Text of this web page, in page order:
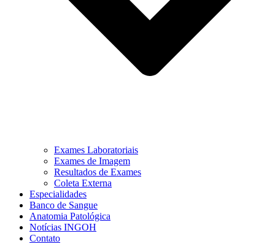
Exames Laboratoriais
Exames de Imagem
Resultados de Exames
Coleta Externa
Especialidades
Banco de Sangue
Anatomia Patológica
Notícias INGOH
Contato